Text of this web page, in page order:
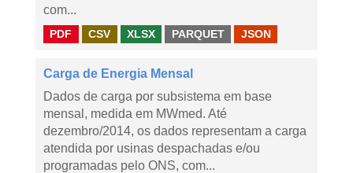
com...
PDF CSV XLSX PARQUET JSON
Carga de Energia Mensal
Dados de carga por subsistema em base
mensal, medida em MWmed. Até
dezembro/2014, os dados representam a carga
atendida por usinas despachadas e/ou
programadas pelo ONS, com...